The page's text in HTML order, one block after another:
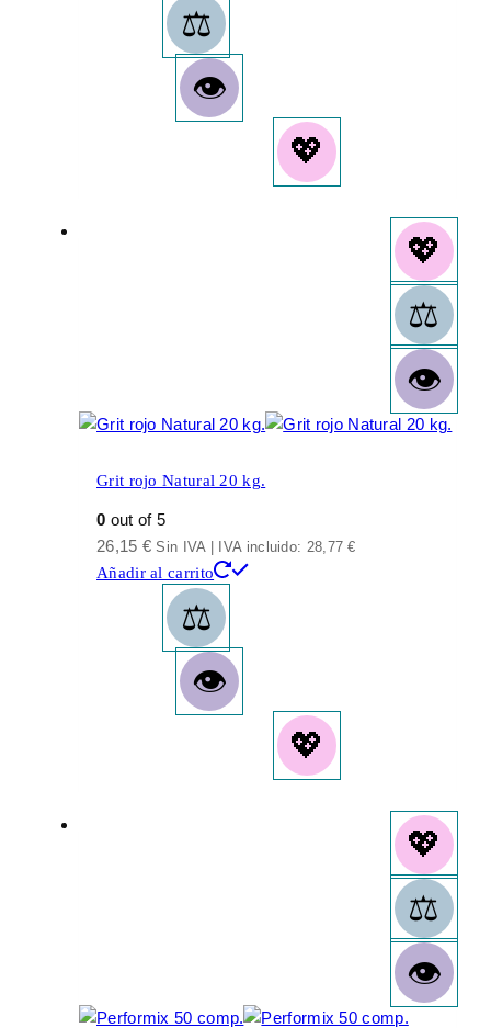
Grit rojo Natural 20 kg.
0 out of 5
26,15 € Sin IVA | IVA incluido: 28,77€
Añadir al carrito